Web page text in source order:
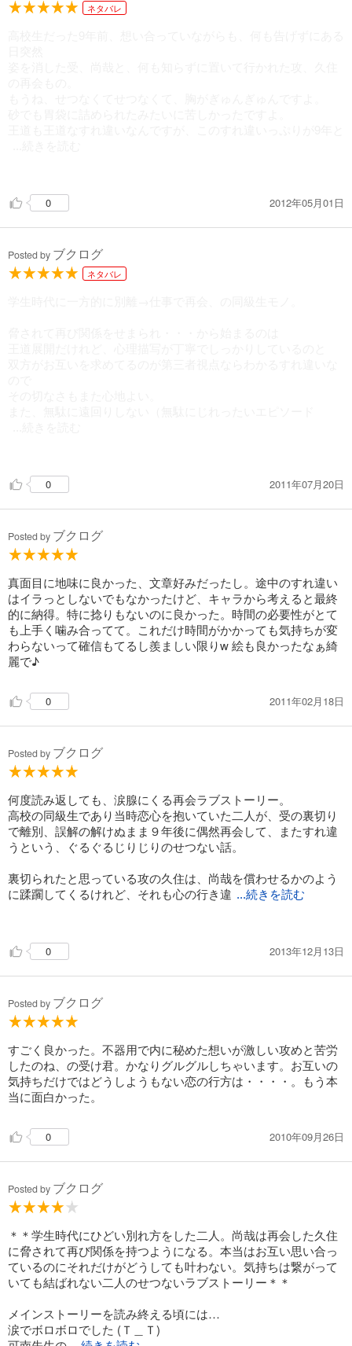
ネタバレ
歳月を跨いで展開されるのがたまらないです。
結局、すれ違いのまま別れを選ぶんですが、そのあたりから涙
腺崩壊。
結構壮大なお話でして、読むのに胆力が入りましたが、良作で
0 2012年05月01日
Posted by ブクログ
ネタバレ
ので、読後感も良い。
乗り越えるもの。受けは弱気になる面もあるが、攻めが
がんばって受け止めよう、つないでいこうとどっしりしている
切なくもありそして甘い。
挿絵の円陣さんの絵もとても美しくて、お話に華を添えており
ます。
0 2011年07月20日
Posted by ブクログ
真面目に地味に良かった、文章好みだったし。途中のすれ違い
はイラっとしないでもなかったけど、キャラから考えると最終
的に納得。特に捻りもないのに良かった。時間の必要性がとて
も上手く噛み合ってて。これだけ時間がかかっても気持ちが変
わらないって確信もてるし羨ましい限りw 絵も良かったなぁ綺
麗で♪
0 2011年02月18日
Posted by ブクログ
何度読み返しても、涙腺にくる再会ラブストーリー。
高校の同級生であり当時恋心を抱いていた二人が、受の裏切り
で離別、誤解の解けぬまま９年後に偶然再会して、またすれ違
うという、ぐるぐるじりじりのせつない話。
裏切られたと思っている攻の久住は、尚哉を償わせるかのよう
に蹂躙してくるけれど、それも心の行き違 ...続きを読む
その中でも一番大泣きした箇所は、多分みんなと一緒のところ
だと思います…
何といっても、この話の重要なところは王道BLだということ。
ちゃんと、男同士の恋に悩み、家族の反対に合い、つらい試練
ほしい葛藤する部分がすべてそろっているところです。苦しみ
悩み、本当にこの恋でいいのかと、自身に問いかけて確信する
過程がきちんと丁寧に描かれています。
増でした。久住の激しい愛情もすごく感じたし、中でも受け止
めるだけだった尚哉が久住の愛に応えようと、車の中で積極的
になるところは心情と重なってドキっとした。
円陣闇丸ｾﾝｾの絵がぴったりはまっていて、これがまた素晴ら
しいです。
同人誌でサイドストーリーも読むほど、お気に入りになりまし
た。
ちゃんとラブラブになってるので、大満足。
0 2013年12月13日
Posted by ブクログ
すごく良かった。不器用で内に秘めた想いが激しい攻めと苦労
したのね、の受け君。かなりグルグルしちゃいます。お互いの
気持ちだけではどうしようもない恋の行方は・・・・。もう本
当に面白かった。
0 2010年09月26日
Posted by ブクログ
＊＊学生時代にひどい別れ方をした二人。尚哉は再会した久住
に脅されて再び関係を持つようになる。本当はお互い思い合っ
ているのにそれだけがどうしても叶わない。気持ちは繋がって
いても結ばれない二人のせつないラブストーリー＊＊
メインストーリーを読み終える頃には…
涙でボロボロでした (Ｔ＿Ｔ)